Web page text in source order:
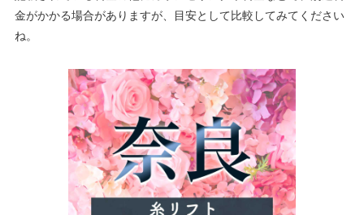
金がかかる場合がありますが、目安として比較してみてください
ね。